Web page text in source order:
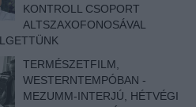
KONTROLL CSOPORT
ALTSZAXOFONOSÁVAL
TERMÉSZETFILM,
WESTERNTEMPÓBAN -
MEZUMM-INTERJÚ, HÉTVÉGI